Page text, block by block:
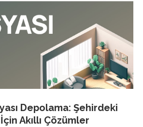
Depolama: Şehirdeki
Akıllı Çözümler